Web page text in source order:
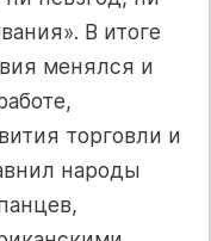
В итоге
менялся и
торговли и
народы